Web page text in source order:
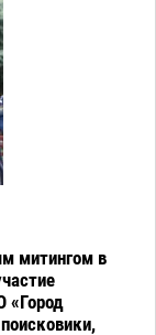
митингом в
«Город